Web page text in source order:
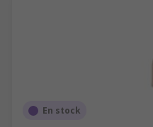
En stock